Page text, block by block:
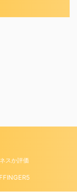
スか評価